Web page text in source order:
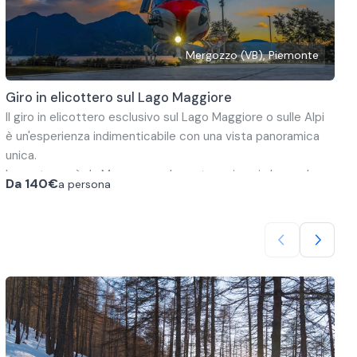
Mergozzo (VB), Piemonte
Giro in elicottero sul Lago Maggiore
Il giro in elicottero esclusivo sul Lago Maggiore o sulle Alpi
è un'esperienza indimenticabile con una vista panoramica
unica.
La partenza è da Mergozzo e le mete variano in base al
giro selezionato:
L'itinerario di questo volo si estende su tutti e tre i laghi
della Verbania: Lago Maggiore, Lago d'Orta e il Lago
Mergozzo.
Volo da 1 ora
Da 140€a persona